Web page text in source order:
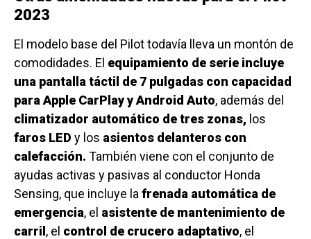
2023
El modelo base del Pilot todavía lleva un montón de
comodidades. El equipamiento de serie incluye
una pantalla táctil de 7 pulgadas con capacidad
para Apple CarPlay y Android Auto, además del
climatizador automático de tres zonas, los
faros LED y los asientos delanteros con
calefacción. También viene con el conjunto de
ayudas activas y pasivas al conductor Honda
Sensing, que incluye la frenada automática de
emergencia, el asistente de mantenimiento de
carril, el control de crucero adaptativo, el